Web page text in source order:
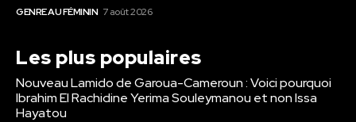
GENRE AU FÉMININ 7 août 2026
Les plus populaires
Nouveau Lamido de Garoua-Cameroun : Voici pourquoi
Ibrahim El Rachidine Yerima Souleymanou et non Issa
Hayatou